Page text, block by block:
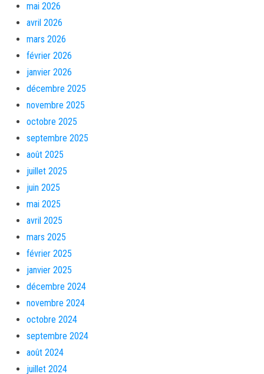
mai 2026
avril 2026
mars 2026
février 2026
janvier 2026
décembre 2025
novembre 2025
octobre 2025
septembre 2025
août 2025
juillet 2025
juin 2025
mai 2025
avril 2025
mars 2025
février 2025
janvier 2025
décembre 2024
novembre 2024
octobre 2024
septembre 2024
août 2024
juillet 2024